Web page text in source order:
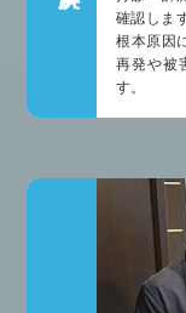
確認しま
根本原因
再発や被
す。